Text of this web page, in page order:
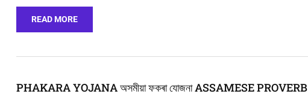
READ MORE
PHAKARA YOJANA অসমীয়া ফকৰা যোজনা ASSAMESE PROVERB